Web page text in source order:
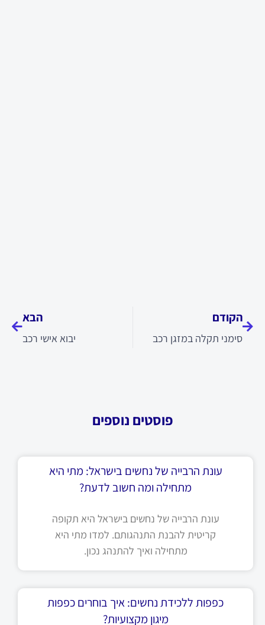
הקודם
סימני תקלה במזגן רכב
הבא
יבוא אישי רכב
פוסטים נוספים
עונת הרבייה של נחשים בישראל: מתי היא
מתחילה ומה חשוב לדעת?
עונת הרבייה של נחשים בישראל היא תקופה
קריטית להבנת התנהגותם. למדו מתי היא
מתחילה ואיך להתנהג נכון.
כפפות ללכידת נחשים: איך בוחרים כפפות
מיגון מקצועיות?